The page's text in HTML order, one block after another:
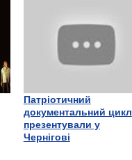
Патріотичний
документальний цикл
презентували у
Чернігові